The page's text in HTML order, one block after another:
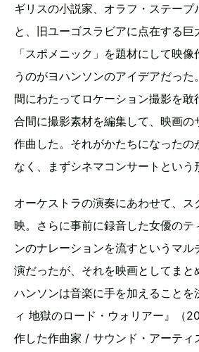
ギリスの小説家、オラフ・ステープ
と、旧ユーゴスラビアに点在する巨
「スポメニック」を題材にして映
うのがヨハンソンのアイデアだっ
間にわたってロケーション撮影を敢
合間に撮影素材を編集して、映画の
作曲した。それがかたちになったの
なく、まずシネマコンサートという
オーケストラの演奏にあわせて、ス
映。さらに事前に録音した女優のテ
ンのナレーションを流すというマ
演だったが、それを映画としてまと
ハンソンは音楽に手を加えることを
ィ 地獄のロード・ウォリアー』（
作した作曲家 / サウンド・アーティ